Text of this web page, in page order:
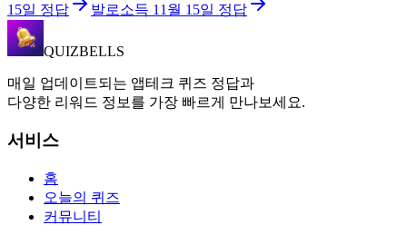
15일 정답 발로소득 11월 15일 정답
QUIZBELLS
매일 업데이트되는 앱테크 퀴즈 정답과
다양한 리워드 정보를 가장 빠르게 만나보세요.
서비스
홈
오늘의 퀴즈
커뮤니티